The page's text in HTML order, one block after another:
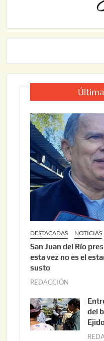
DESTACADAS NOTICIAS
San Juan del Río
esta vez no es el
susto
REDACCIÓN
o
s
t
del